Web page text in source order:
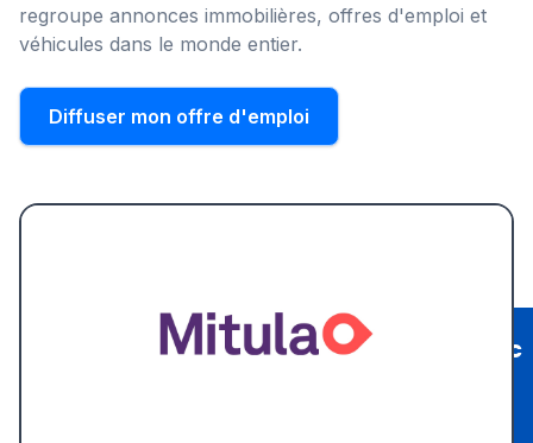
regroupe annonces immobilières, offres d'emploi et
véhicules dans le monde entier.
Diffuser mon offre d'emploi
Présentation
Recruter avec